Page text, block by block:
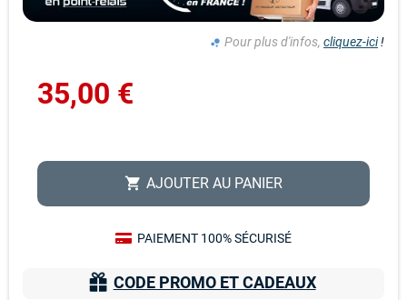
bubble_chart Pour plus d'infos, cliquez-ici!
35,00 €
shopping_cart AJOUTER AU PANIER
PAIEMENT 100% SÉCURISÉ
CODE PROMO ET CADEAUX